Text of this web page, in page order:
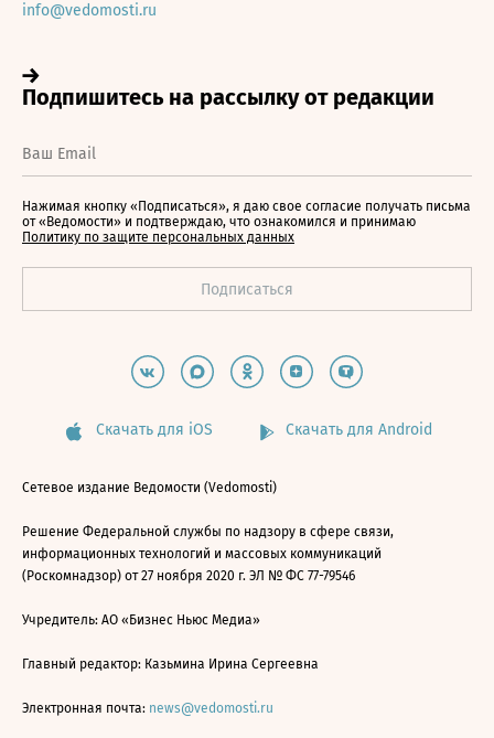
info@vedomosti.ru
Нажимая кнопку «Подписаться», я даю свое согласие получать письма
от «Ведомости» и подтверждаю, что ознакомился и принимаю
Политику по защите персональных данных
Скачать для iOS Скачать для Android
Сетевое издание Ведомости (Vedomosti)
Решение Федеральной службы по надзору в сфере связи,
информационных технологий и массовых коммуникаций
(Роскомнадзор) от 27 ноября 2020 г. ЭЛ № ФС 77-79546
Учредитель: АО «Бизнес Ньюс Медиа»
Главный редактор: Казьмина Ирина Сергеевна
Электронная почта: news@vedomosti.ru